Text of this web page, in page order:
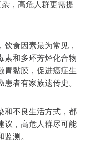
杂，高危人群更需提
食因素最为常见，
素和多环芳烃化合物
胃黏膜，促进癌症生
者有家族遗传史。
和不良生活方式，都
议，高危人群尽可能
测。